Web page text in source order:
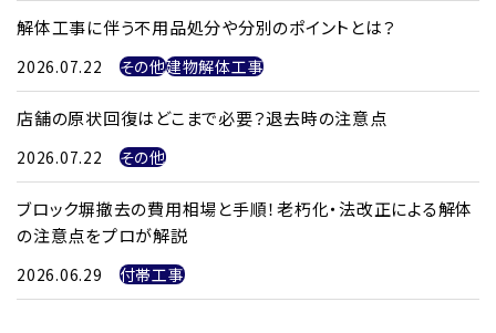
解体工事に伴う不用品処分や分別のポイントとは？
2026.07.22 その他建物解体工事
店舗の原状回復はどこまで必要？退去時の注意点
2026.07.22 その他
ブロック塀撤去の費用相場と手順！老朽化・法改正による解体
の注意点をプロが解説
2026.06.29 付帯工事